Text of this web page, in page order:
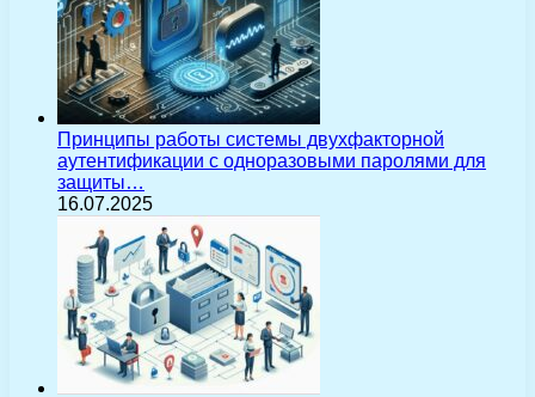
Принципы работы системы двухфакторной
аутентификации с одноразовыми паролями для
защиты…
16.07.2025